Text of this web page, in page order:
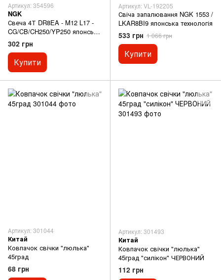
Артикул: 354596
NGK
Свеча 4Т DR8EA - M12 L17 -
CG/CB/CH250/YP250 японська
технологія
302 грн
Купити
Артикул: VL-192205
Свіча запалювання NGK 1553 /
LKAR8BI9 японська технологія
533 грн 1 066 грн
Купити
Артикул: 301044
Китай
Ковпачок свічки "люлька"
45град
68 грн
Артикул: 301493
Китай
Ковпачок свічки "люлька"
45град "силікон" ЧЕРВОНИЙ
112 грн